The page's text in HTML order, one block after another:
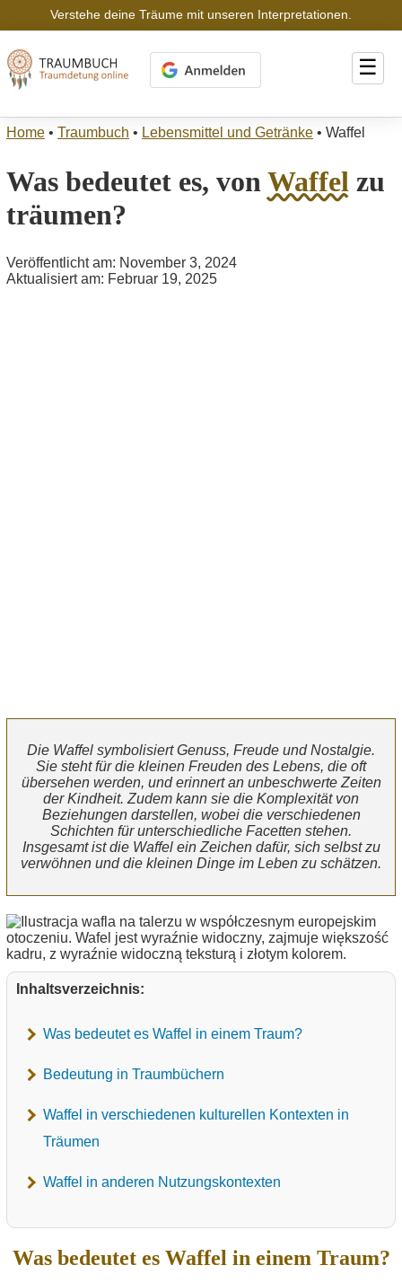
Verstehe deine Träume mit unseren Interpretationen.
☰
Home • Traumbuch • Lebensmittel und Getränke • Waffel
Was bedeutet es, von Waffel zu
träumen?
Veröffentlicht am: November 3, 2024
Aktualisiert am: Februar 19, 2025
Die Waffel symbolisiert Genuss, Freude und Nostalgie.
Sie steht für die kleinen Freuden des Lebens, die oft
übersehen werden, und erinnert an unbeschwerte Zeiten
der Kindheit. Zudem kann sie die Komplexität von
Beziehungen darstellen, wobei die verschiedenen
Schichten für unterschiedliche Facetten stehen.
Insgesamt ist die Waffel ein Zeichen dafür, sich selbst zu
verwöhnen und die kleinen Dinge im Leben zu schätzen.
Inhaltsverzeichnis:
Was bedeutet es Waffel in einem Traum?
Bedeutung in Traumbüchern
Waffel in verschiedenen kulturellen Kontexten in
Träumen
Waffel in anderen Nutzungskontexten
Was bedeutet es Waffel in einem Traum?